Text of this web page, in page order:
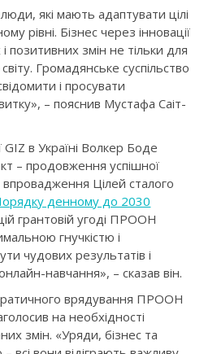
які мають адаптувати цілі
рівні. Бізнес через інновації
позитивних змін не тільки для
Громадянське суспільство
і просувати
– пояснив Мустафа Саіт-
GIZ в Україні Волкер Боде
– продовження успішної
Цілей сталого
денному до 2030
грантовій угоді ПРООН
гнучкістю і
чудових результатів і
навчання», – сказав він.
врядування ПРООН
на необхідності
змін. «Уряди, бізнес та